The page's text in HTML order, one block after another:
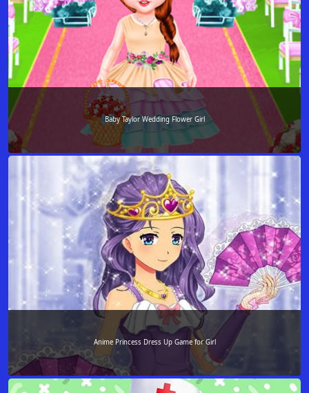
Baby Taylor Wedding Flower Girl
Anime Princess Dress Up Game for Girl